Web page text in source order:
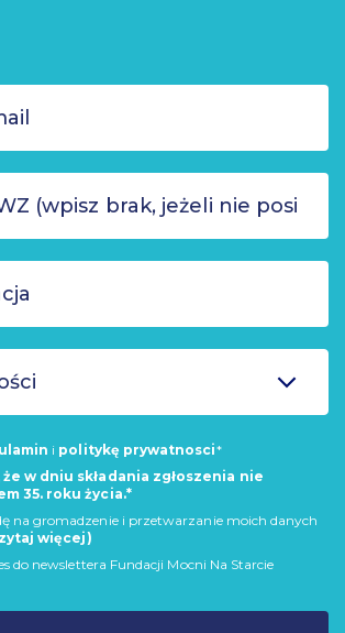
i politykę prywatnosci*
w dniu składania zgłoszenia nie
35. roku życia.*
na gromadzenie i przetwarzanie moich danych
więcej)
do newslettera Fundacji Mocni Na Starcie